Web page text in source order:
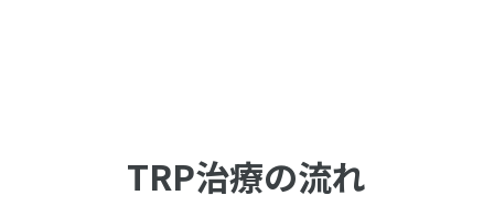
TRP治療の流れ